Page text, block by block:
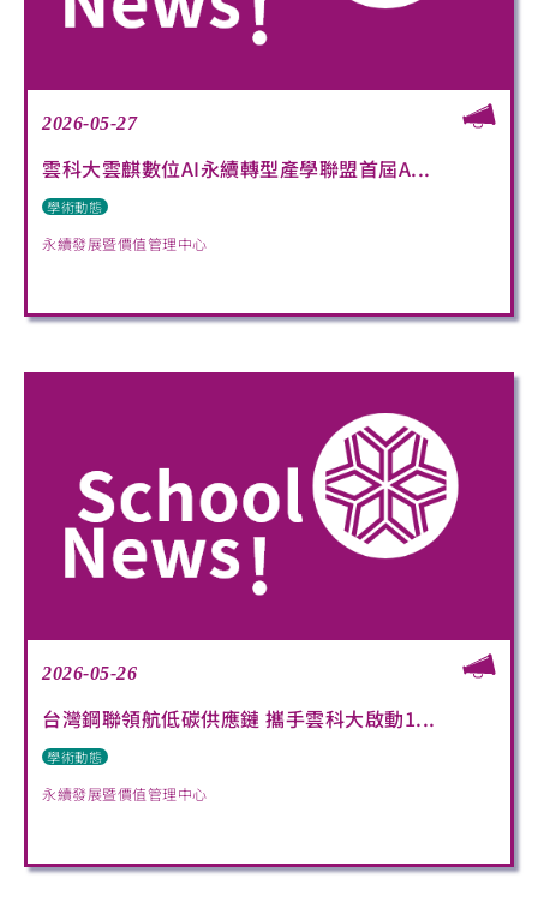
2026-05-27
雲科大雲麒數位AI永續轉型產學聯盟首屆A...
學術動態
永續發展暨價值管理中心
2026-05-26
台灣鋼聯領航低碳供應鏈 攜手雲科大啟動1...
學術動態
永續發展暨價值管理中心